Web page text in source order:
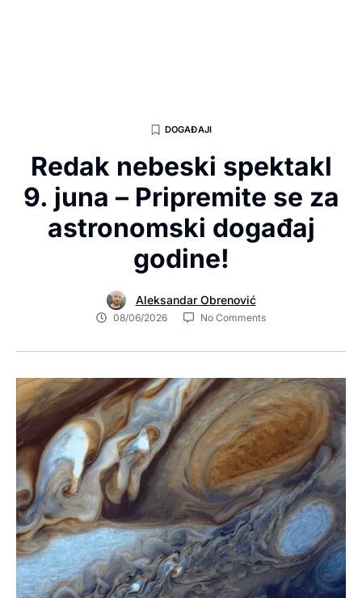
DOGAĐAJI
Redak nebeski spektakl
9. juna – Pripremite se za
astronomski događaj
godine!
Aleksandar Obrenović
08/06/2026 No Comments